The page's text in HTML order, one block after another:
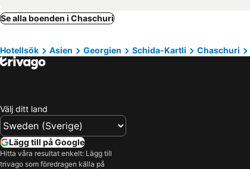
Se alla boenden i Chaschuri
Hotellsök Asien Georgien Schida-Kartli Chaschuri
Välj ditt land
Lägg till på Google
Hitta våra resultat enkelt: Lägg till
trivago som föredragen källa på